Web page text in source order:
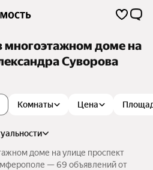
многоэтажном доме на
Суворова
Комнаты Цена
доме на улице проспект
— 69 объявлений от